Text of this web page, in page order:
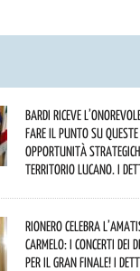
Bardi riceve
fare il punto su queste
opportunità
territorio lucano. I
Rionero celebra
Carmelo: i concerti dei
per il gran finale! I